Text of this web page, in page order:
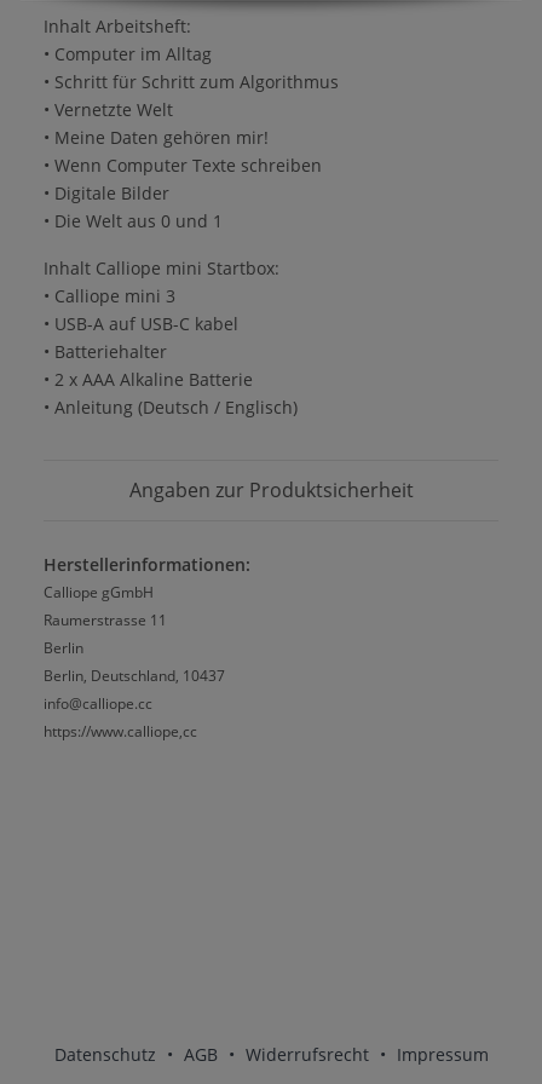
Inhalt Arbeitsheft:
• Computer im Alltag
• Schritt für Schritt zum Algorithmus
• Vernetzte Welt
• Meine Daten gehören mir!
• Wenn Computer Texte schreiben
• Digitale Bilder
• Die Welt aus 0 und 1
Inhalt Calliope mini Startbox:
• Calliope mini 3
• USB-A auf USB-C kabel
• Batteriehalter
• 2 x AAA Alkaline Batterie
• Anleitung (Deutsch / Englisch)
Angaben zur Produktsicherheit
Herstellerinformationen:
Calliope gGmbH
Raumerstrasse 11
Berlin
Berlin, Deutschland, 10437
info@calliope.cc
https://www.calliope,cc
Datenschutz • AGB • Widerrufsrecht • Impressum